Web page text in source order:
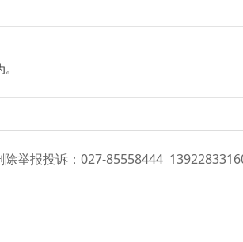
举报投诉：027-85558444